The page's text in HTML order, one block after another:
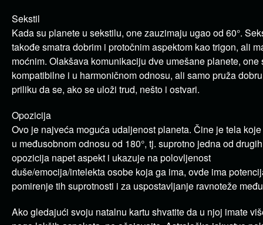
Sekstil
Kada su planete u sekstilu, one zauzimaju ugao od 60°.
takođe smatra dobrim i protočnim aspektom kao trigon, ali
moćnim. Olakšava komunikaciju dve umešane planete, one
kompatibilne i u harmoničnom odnosu, ali samo pruža
priliku da se, ako se uloži trud, nešto i ostvari.
Opozicija
Ovo je najveća moguća udaljenost planeta. Čine je tela
u međusobnom odnosu od 180°, tj. suprotno jedna od
opozicija napet aspekt i ukazuje na polovljenost
duše/emocija/intelekta osobe koja ga ima, ovde ima
pomirenje tih suprotnosti i za uspostavljanje ravnoteže
Ako gledajući svoju natalnu kartu shvatite da u njoj imate